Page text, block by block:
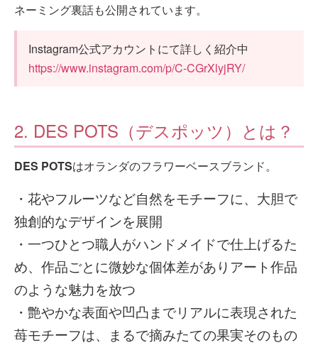
ネーミング裏話も公開されています。
Instagram公式アカウントにて詳しく紹介中
https://www.instagram.com/p/C-CGrXlyjRY/
2. DES POTS（デスポッツ）とは？
DES POTSはオランダのフラワーベースブランド。
・花やフルーツなど自然をモチーフに、大胆で
独創的なデザインを展開
・一つひとつ職人がハンドメイドで仕上げるた
め、作品ごとに微妙な個体差がありアート作品
のような魅力を放つ
・艶やかな表面や凹凸までリアルに表現された
苺モチーフは、まるで摘みたての果実そのもの